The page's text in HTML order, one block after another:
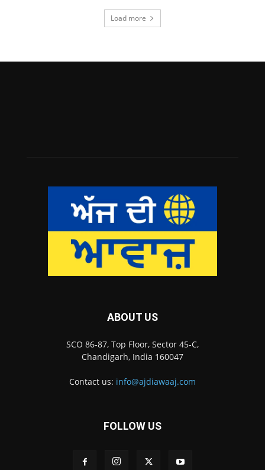
Load more
ABOUT US
SCO 86-87, Top Floor, Sector 45-C,
Chandigarh, India 160047
Contact us: info@ajdiawaaj.com
FOLLOW US